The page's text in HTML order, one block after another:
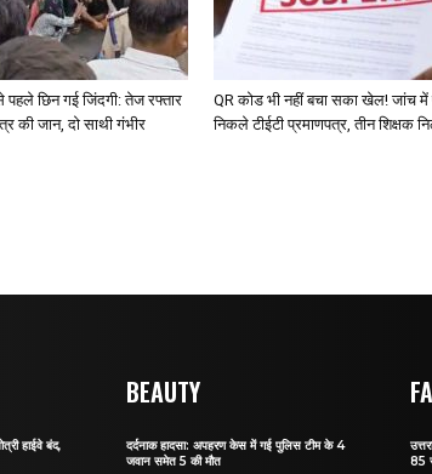
छिन गई जिंदगी: तेज रफ्तार
की जान, दो साथी गंभीर
QR कोड भी नहीं बचा सका खेल! जांच में
निकले टीईटी प्रमाणपत्र, तीन शिक्षक
हाईवे बंद,
BEAUTY
दर्दनाक हादसा: अपहरण केस में गई पुलिस टीम के 4
जवान समेत 5 की मौत
85